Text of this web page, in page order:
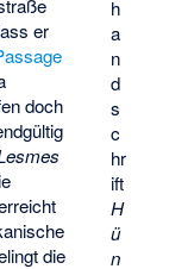
h
a
n
d
s
c
hr
ift
H
ü
n
er
doch
die